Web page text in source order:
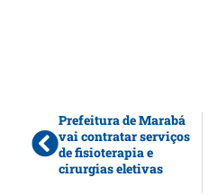
Prefeitura de Marabá
vai contratar serviços
de fisioterapia e
cirurgias eletivas